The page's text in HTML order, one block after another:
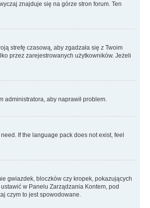
znajduje się na górze stron forum. Ten
strefę czasową, aby zgadzała się z Twoim
przez zarejestrowanych użytkowników. Jeżeli
administratora, aby naprawił problem.
If the language pack does not exist, feel
gwiazdek, bloczków czy kropek, pokazujących
w Panelu Zarządzania Kontem, pod
czym to jest spowodowane.